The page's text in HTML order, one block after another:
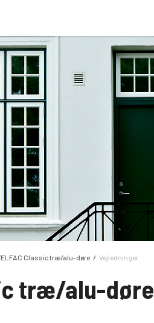
Classic træ/alu-døre Vejledninger
træ/alu-døre